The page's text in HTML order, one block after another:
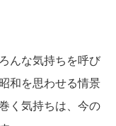
んな気持ちを呼び
和を思わせる情景
く気持ちは、今の